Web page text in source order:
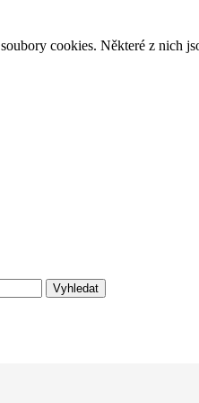
cookies. Některé z nich
Vyhledat